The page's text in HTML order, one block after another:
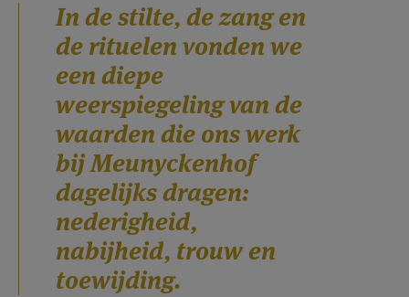
In de stilte, de zang en
de rituelen vonden we
een diepe
weerspiegeling van de
waarden die ons werk
bij Meunyckenhof
dagelijks dragen:
nederigheid,
nabijheid, trouw en
toewijding.